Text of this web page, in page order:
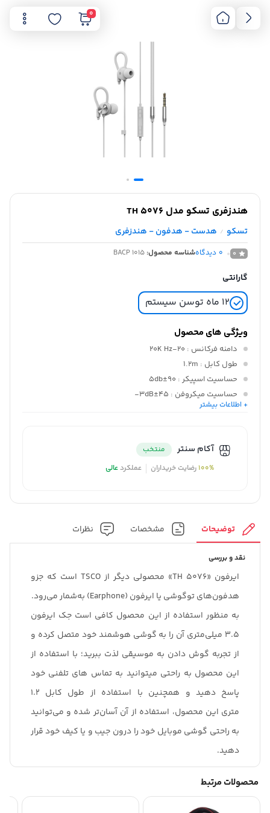
0
هندزفری تسکو مدل TH 5076
تسکو / هدست - هدفون - هندزفری
0
0 دیدگاهشناسه محصول: BACP 1015
گارانتی
۱۲ ماه توسن سیستم
ویژگی های محصول
دامنه فرکانس : 20-20K Hz
طول کابل : 1.2m
حساسیت اسپیکر : 90±5db
حساسیت میکروفن : 45±3dB-
اتصال دهنده
+ اطلاعات بیشتر
آکام سنتر
منتخب
100%رضایت خریداران عملکردعالی
توضیحات مشخصات نظرات
نقد و بررسی
ایرفون «TH 5076» محصولی دیگر از TSCO است که جزو
هدفون‌های توگوشی یا ایرفون (Earphone) به‌شمار می‌رود.
به منظور استفاده از این محصول کافی است جک ایرفون
3.5 میلی‌متری آن را به گوشی هوشمند خود متصل کرده و
از تجربه گوش دادن به موسیقی لذت ببرید؛ با استفاده از
این محصول به راحتی میتوانید به تماس های تلفنی خود
پاسخ دهید و همچنین با استفاده از طول کابل 1.2
متری این محصول، استفاده از آن آسان‌تر شده و می‌توانید
به راحتی گوشی موبایل خود را درون جیب و یا کیف خود قرار
دهید.
محصولات مرتبط